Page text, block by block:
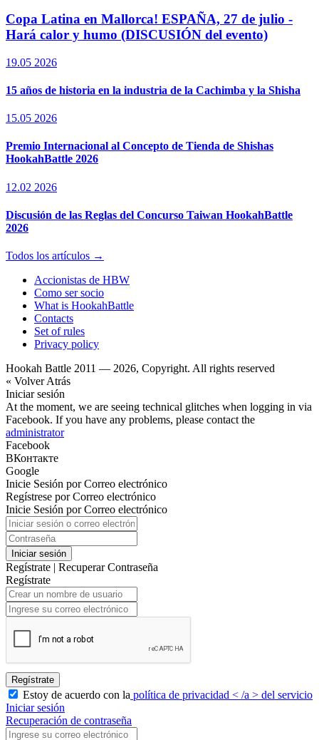
Copa Latina en Mallorca! ESPAÑA, 27 de julio -
Hará calor y humo (DISCUSIÓN del evento)
19.05 2026
15 años de historia en la industria de la Cachimba y la Shisha
15.05 2026
Premio Internacional al Concepto de Tienda de Shishas
HookahBattle 2026
12.02 2026
Discusión de las Reglas del Concurso Taiwan HookahBattle
2026
Todos los artículos →
Accionistas de HBW
Como ser socio
What is HookahBattle
Contacts
Set of rules
Privacy policy
Hookah Battle 2011 — 2026, Copyright. All rights reserved
« Volver Atrás
Iniciar sesión
At the moment, we are seeing technical glitches when logging in via
Facebook. If you have any problems, please contact the
administrator
Facebook
ВКонтакте
Google
Inicie Sesión por Correo electrónico
Regístrese por Correo electrónico
Inicie Sesión por Correo electrónico
Iniciar sesión
Regístrate | Recuperar Contraseña
Regístrate
Regístrate
Estoy de acuerdo con la política de privacidad < /a > del servicio
Iniciar sesión
Recuperación de contraseña